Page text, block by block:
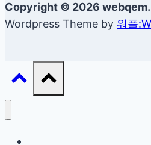
Copyright © 2026 webqem.
Wordpress Theme by 워플